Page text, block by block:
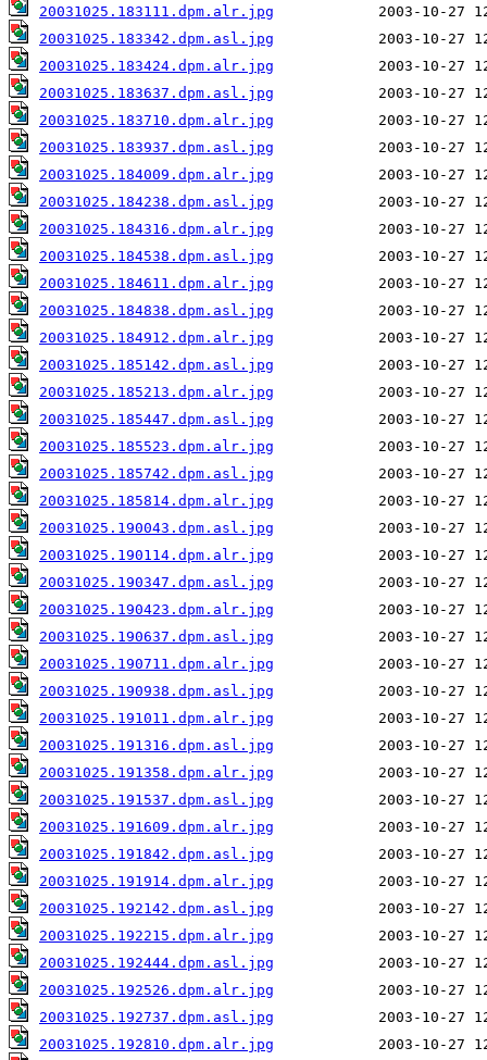
20031025.183111.dpm.alr.jpg
20031025.183342.dpm.asl.jpg
20031025.183424.dpm.alr.jpg
20031025.183637.dpm.asl.jpg
20031025.183710.dpm.alr.jpg
20031025.183937.dpm.asl.jpg
20031025.184009.dpm.alr.jpg
20031025.184238.dpm.asl.jpg
20031025.184316.dpm.alr.jpg
20031025.184538.dpm.asl.jpg
20031025.184611.dpm.alr.jpg
20031025.184838.dpm.asl.jpg
20031025.184912.dpm.alr.jpg
20031025.185142.dpm.asl.jpg
20031025.185213.dpm.alr.jpg
20031025.185447.dpm.asl.jpg
20031025.185523.dpm.alr.jpg
20031025.185742.dpm.asl.jpg
20031025.185814.dpm.alr.jpg
20031025.190043.dpm.asl.jpg
20031025.190114.dpm.alr.jpg
20031025.190347.dpm.asl.jpg
20031025.190423.dpm.alr.jpg
20031025.190637.dpm.asl.jpg
20031025.190711.dpm.alr.jpg
20031025.190938.dpm.asl.jpg
20031025.191011.dpm.alr.jpg
20031025.191316.dpm.asl.jpg
20031025.191358.dpm.alr.jpg
20031025.191537.dpm.asl.jpg
20031025.191609.dpm.alr.jpg
20031025.191842.dpm.asl.jpg
20031025.191914.dpm.alr.jpg
20031025.192142.dpm.asl.jpg
20031025.192215.dpm.alr.jpg
20031025.192444.dpm.asl.jpg
20031025.192526.dpm.alr.jpg
20031025.192737.dpm.asl.jpg
20031025.192810.dpm.alr.jpg